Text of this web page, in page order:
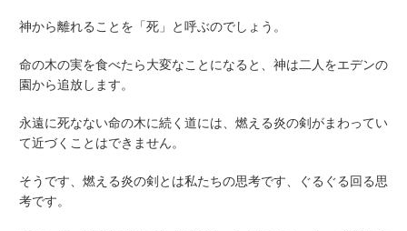
神から離れることを「死」と呼ぶのでしょう。
命の木の実を食べたら大変なことになると、神は二人をエデンの
園から追放します。
永遠に死なない命の木に続く道には、燃える炎の剣がまわってい
て近づくことはできません。
そうです、燃える炎の剣とは私たちの思考です、ぐるぐる回る思
考です。